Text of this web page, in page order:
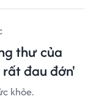
thư của
đau đớn'
khỏe.